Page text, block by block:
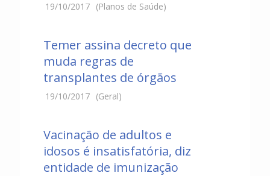
19/10/2017 (Planos de Saúde)
Temer assina decreto que
muda regras de
transplantes de órgãos
19/10/2017 (Geral)
Vacinação de adultos e
idosos é insatisfatória, diz
entidade de imunização